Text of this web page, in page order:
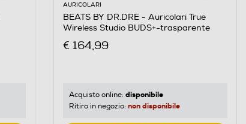
AURICOLARI
BEATS BY DR.DRE - Auricolari True
Wireless Studio BUDS+-trasparente
€ 164,99
Acquisto online: disponibile
Ritiro in negozio: non disponibile